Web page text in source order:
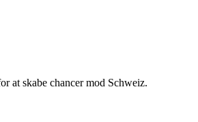
at skabe chancer mod Schweiz.